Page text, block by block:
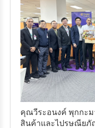
เกี่ยวกับไทยคาร์โก้
ติดต่อเรา
สนใจใช้บริการ
คุณวีระอนงค์ พุกกะ
สินค้าและไปรษณียภั